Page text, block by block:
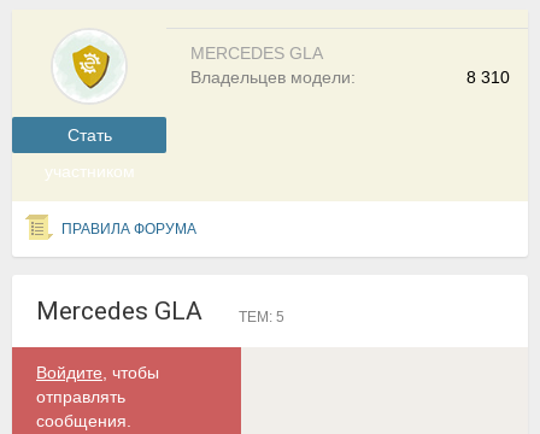
Cтать
участником
MERCEDES GLA
8 310
Владельцев модели:
ПРАВИЛА ФОРУМА
Mercedes GLA ТЕМ: 5
Войдите , чтобы
отправлять
сообщения.